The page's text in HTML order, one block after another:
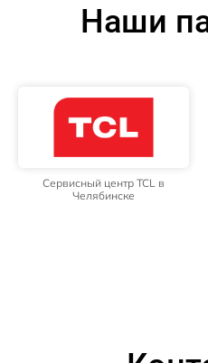
Наши
Сервисный центр TCL в
Челябинске